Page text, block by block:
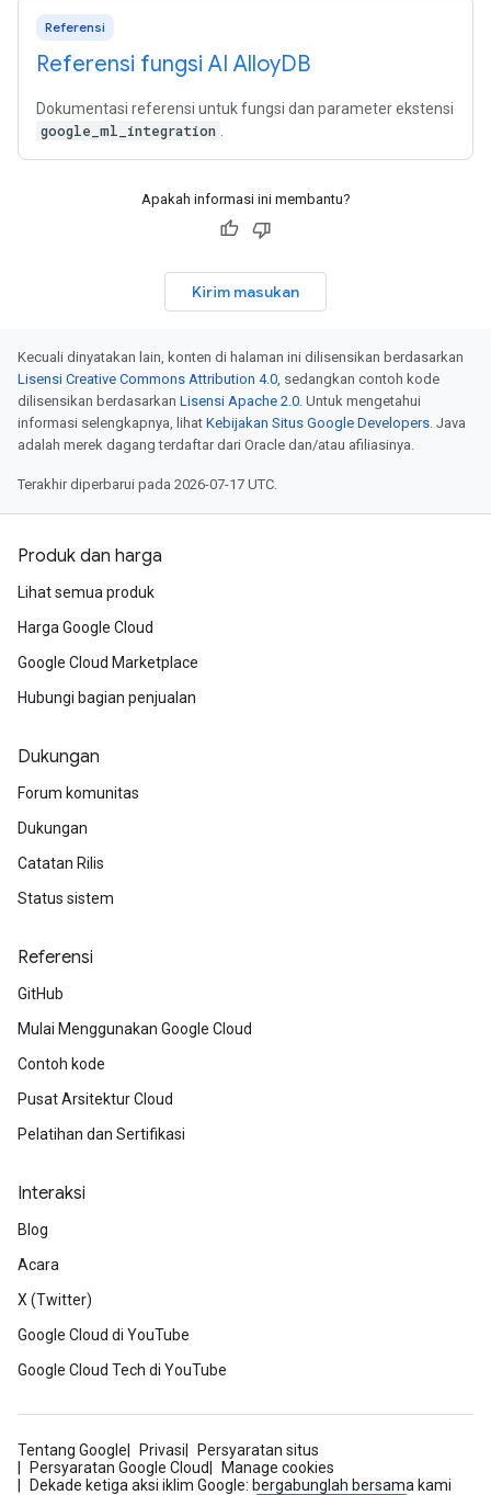
Referensi
Referensi fungsi AI AlloyDB
Dokumentasi referensi untuk fungsi dan parameter ekstensi
google_ml_integration
Apakah informasi ini membantu?
Kirim masukan
Kecuali dinyatakan lain, konten di halaman ini dilisensikan berdasarkan
Lisensi Creative Commons Attribution 4.0, sedangkan contoh kode
dilisensikan berdasarkan Lisensi Apache 2.0. Untuk mengetahui
informasi selengkapnya, lihat Kebijakan Situs Google Developers. Java
adalah merek dagang terdaftar dari Oracle dan/atau afiliasinya.
Terakhir diperbarui pada 2026-07-17 UTC.
Produk dan harga
Lihat semua produk
Harga Google Cloud
Google Cloud Marketplace
Hubungi bagian penjualan
Dukungan
Forum komunitas
Dukungan
Catatan Rilis
Status sistem
Referensi
GitHub
Mulai Menggunakan Google Cloud
Contoh kode
Pusat Arsitektur Cloud
Pelatihan dan Sertifikasi
Interaksi
Blog
Acara
X (Twitter)
Google Cloud di YouTube
Google Cloud Tech di YouTube
Tentang Google Privasi
Persyaratan situs
Persyaratan Google Cloud
Manage cookies
Dekade ketiga aksi iklim Google: bergabunglah bersama kami